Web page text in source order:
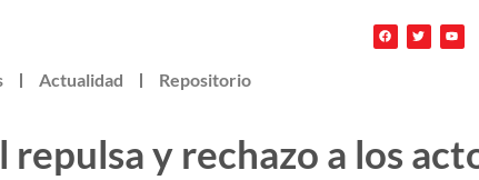
Actualidad Repositorio
repulsa y rechazo a los